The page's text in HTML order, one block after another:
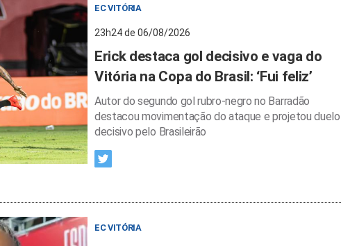
EC VITÓRIA
23h24 de 06/08/2026
Erick destaca gol decisivo e vaga do
Vitória na Copa do Brasil: ‘Fui feliz’
Autor do segundo gol rubro-negro no Barradão
destacou movimentação do ataque e projetou duelo
decisivo pelo Brasileirão
EC VITÓRIA